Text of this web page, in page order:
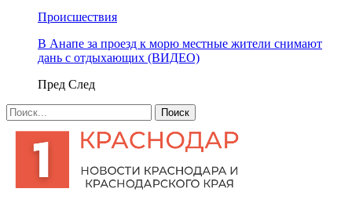
Происшествия
В Анапе за проезд к морю местные жители снимают
дань с отдыхающих (ВИДЕО)
Пред След